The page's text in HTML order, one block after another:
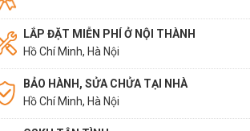
LẮP ĐẶT MIỄN PHÍ Ở NỘI THÀNH
Hồ Chí Minh, Hà Nội
BẢO HÀNH, SỬA CHỬA TẠI NHÀ
Hồ Chí Minh, Hà Nội